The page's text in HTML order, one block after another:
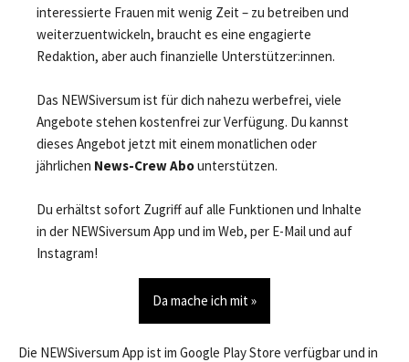
interessierte Frauen mit wenig Zeit – zu betreiben und
weiterzuentwickeln, braucht es eine engagierte
Redaktion, aber auch finanzielle Unterstützer:innen.
Das NEWSiversum ist für dich nahezu werbefrei, viele
Angebote stehen kostenfrei zur Verfügung. Du kannst
dieses Angebot jetzt mit einem monatlichen oder
jährlichen News-Crew Abounterstützen.
Du erhältst sofort Zugriff auf alle Funktionen und Inhalte
in der NEWSiversum App und im Web, per E-Mail und auf
Instagram!
Da mache ich mit »
Die NEWSiversum App ist im Google Play Store verfügbar und in